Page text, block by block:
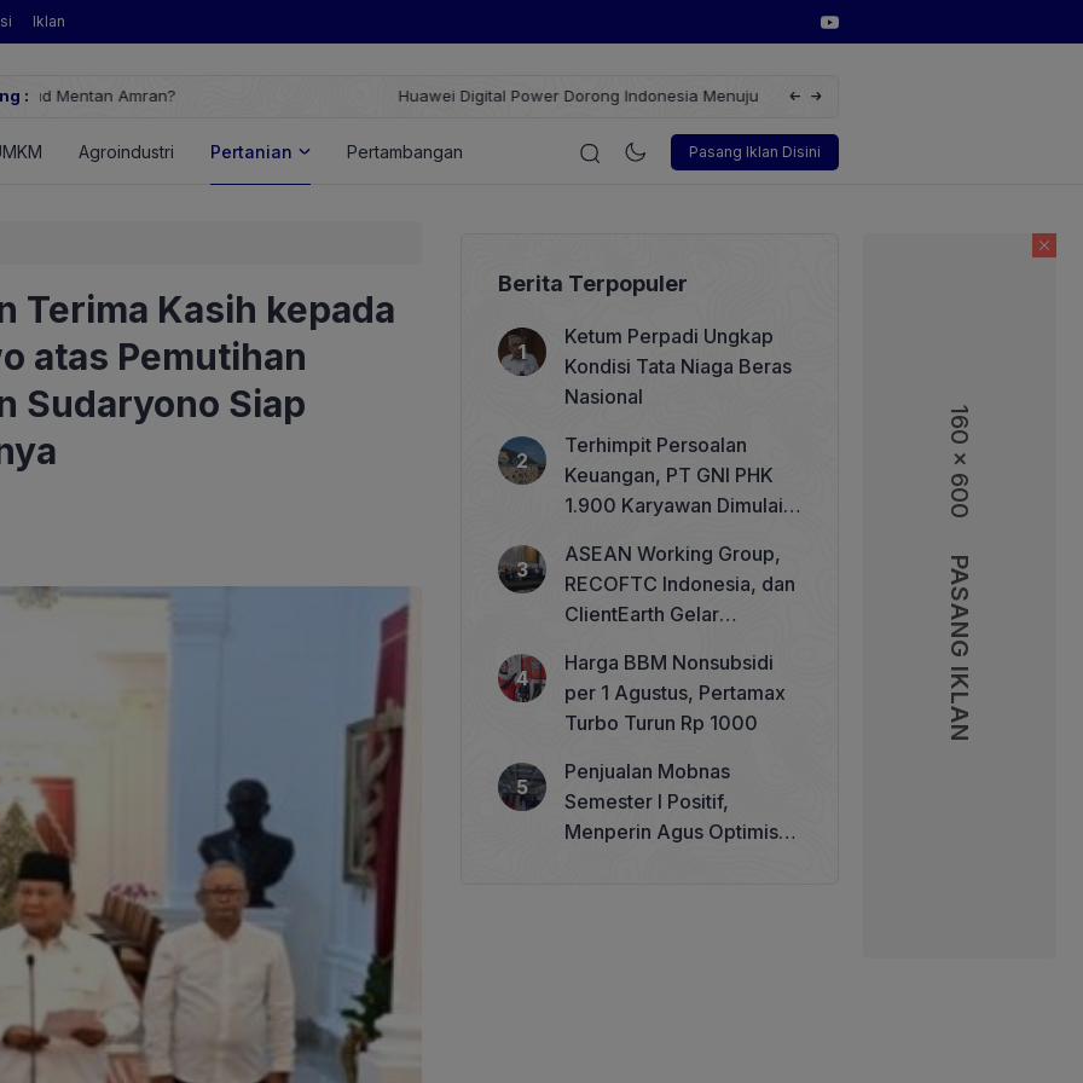
160 x 600
PASANG IKLAN
Iklan
:
Huawei Digital Power Dorong Indonesia Menuju Revolusi Energi Terbarukan dengan Solusi
Wakil Direktur Utama PT Pelindo,
Pasang Iklan Disini
Agroindustri Pertanian Pertambangan Korporasi Teknologi Otomotif
Terima Kasih kepada
atas Pemutihan
Sudaryono Siap
Berita Terpopuler
Ketum Perpadi Ungkap
Kondisi Tata Niaga Beras
Nasional
Terhimpit Persoalan
Keuangan, PT GNI PHK
1.900 Karyawan Dimulai 5
ASEAN Working Group,
RECOFTC Indonesia, dan
ClientEarth Gelar
Memperkuat Tata Kelola
Perhutanan Sosial
Harga BBM Nonsubsidi
per 1 Agustus, Pertamax
Turbo Turun Rp 1000
Penjualan Mobnas
Semester I Positif,
Menperin Agus Optimistis